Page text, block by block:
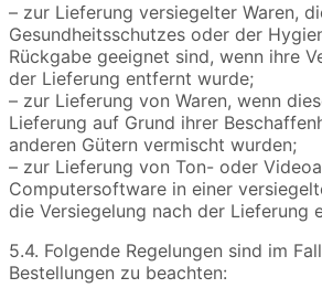
– zur Lieferung versiegelter Waren,
Gesundheitsschutzes oder der
Rückgabe geeignet sind, wenn ihre
der Lieferung entfernt wurde;
– zur Lieferung von Waren, wenn
Lieferung auf Grund ihrer
anderen Gütern vermischt wurden;
– zur Lieferung von Ton- oder
Computersoftware in einer
die Versiegelung nach der Lieferung
5.4. Folgende Regelungen sind im
Bestellungen zu beachten: